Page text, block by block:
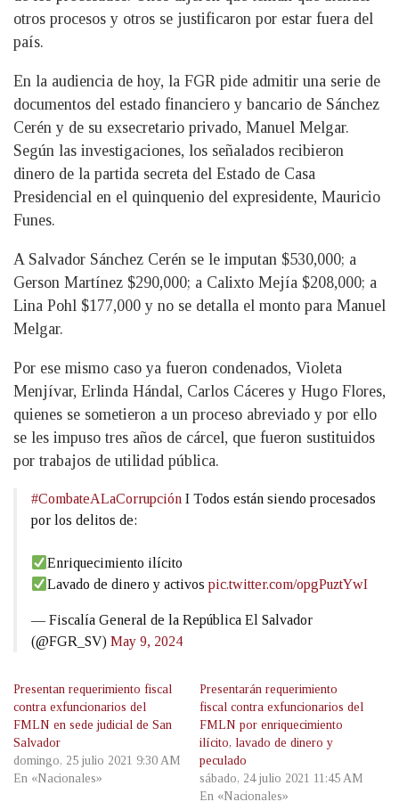
otros procesos y otros se justificaron por estar fuera del
país.
En la audiencia de hoy, la FGR pide admitir una serie de
documentos del estado financiero y bancario de Sánchez
Cerén y de su exsecretario privado, Manuel Melgar.
Según las investigaciones, los señalados recibieron
dinero de la partida secreta del Estado de Casa
Presidencial en el quinquenio del expresidente, Mauricio
Funes.
A Salvador Sánchez Cerén se le imputan $530,000; a
Gerson Martínez $290,000; a Calixto Mejía $208,000; a
Lina Pohl $177,000 y no se detalla el monto para Manuel
Melgar.
Por ese mismo caso ya fueron condenados, Violeta
Menjívar, Erlinda Hándal, Carlos Cáceres y Hugo Flores,
quienes se sometieron a un proceso abreviado y por ello
se les impuso tres años de cárcel, que fueron sustituidos
por trabajos de utilidad pública.
#CombateALaCorrupción I Todos están siendo procesados
por los delitos de:
Enriquecimiento ilícito
Lavado de dinero y activospic.twitter.com/opgPuztYwI
— Fiscalía General de la República El Salvador
(@FGR_SV) May 9, 2024
Presentan requerimiento fiscal
contra exfuncionarios del
FMLN en sede judicial de San
Salvador
domingo, 25 julio 2021 9:30 AM
En «Nacionales»
Presentarán requerimiento
fiscal contra exfuncionarios del
FMLN por enriquecimiento
ilícito, lavado de dinero y
peculado
sábado, 24 julio 2021 11:45 AM
En «Nacionales»